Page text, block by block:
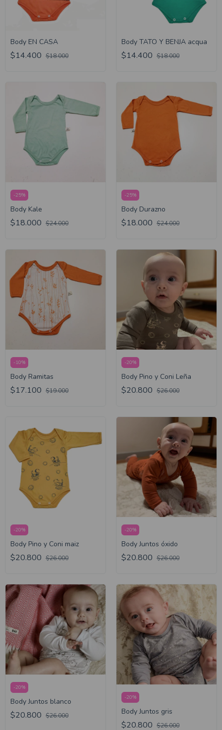
Body EN CASA
$14.400 $18.000
Body TATO Y BENJA acqua
$14.400 $18.000
-25%
Body Kale
$18.000 $24.000
-25%
Body Durazno
$18.000 $24.000
-10%
Body Ramitas
$17.100 $19.000
-20%
Body Pino y Coni Leña
$20.800 $26.000
-20%
Body Pino y Coni maiz
$20.800 $26.000
-20%
Body Juntos óxido
$20.800 $26.000
-20%
Body Juntos blanco
$20.800 $26.000
-20%
Body Juntos gris
$20.800 $26.000